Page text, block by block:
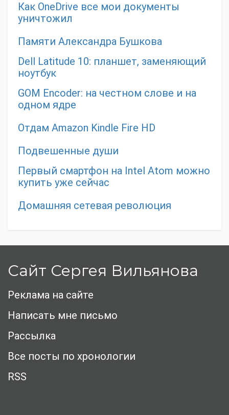
Как OneDrive все мои документы
уничтожил
Памяти Александра Бушкова
Dell Latitude 10: планшет, заменяющий
ноутбук
GOM Encoder: на честном слове и на
одном ядре
Отдам Amazon Kindle Fire HD
Подвешенные души
Первый смартфон на Intel Atom можно
купить уже сейчас
Домашняя сетевая революция
Сайт Сергея Вильянова
Реклама на сайте
Написать мне письмо
Рассылка
Все посты по хронологии
RSS